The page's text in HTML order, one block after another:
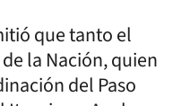
que tanto el
la Nación, quien
del Paso